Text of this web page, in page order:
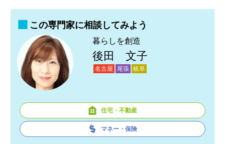
この専門家に相談してみよう
暮らしを創造
後田 文子
名古屋 尾張 岐阜
住宅・不動産
マネー・保険